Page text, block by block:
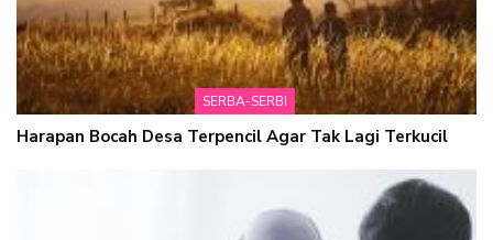
SERBA-SERBI
Harapan Bocah Desa Terpencil Agar Tak Lagi Terkucil